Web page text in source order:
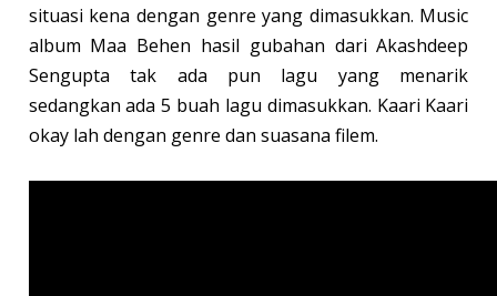
situasi kena dengan genre yang dimasukkan. Music
album Maa Behen hasil gubahan dari Akashdeep
Sengupta tak ada pun lagu yang menarik
sedangkan ada 5 buah lagu dimasukkan. Kaari Kaari
okay lah dengan genre dan suasana filem.